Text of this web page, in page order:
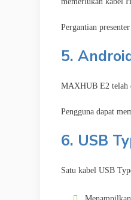
Pergantian
5.
MAXHUB E2 telah
Pengguna dapat
6. USB
Satu kabel USB